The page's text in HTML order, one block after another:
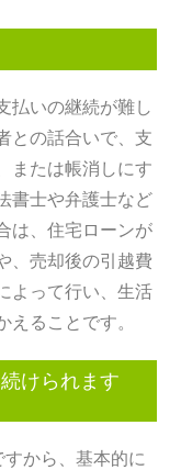
払いの継続が難し
との話合いで、支
または帳消しにす
書士や弁護士など
は、住宅ローンが
、売却後の引越費
よって行い、生活
ることです。
けられます
すから、基本的に